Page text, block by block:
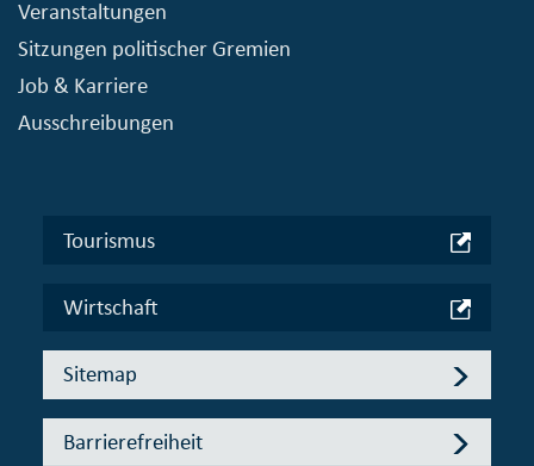
Veranstaltungen
Sitzungen politischer Gremien
Job & Karriere
Ausschreibungen
Tourismus
Wirtschaft
Sitemap
Barrierefreiheit